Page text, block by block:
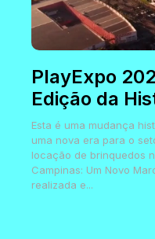
PlayExpo
Edição da
Esta é uma mudança
uma nova era para o
locação de brinquedos
Campinas: Um Novo
realizada e...